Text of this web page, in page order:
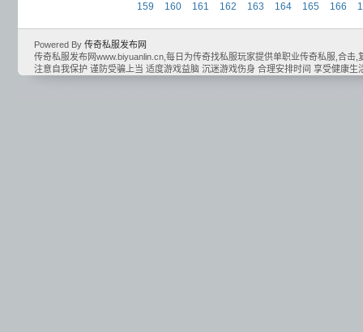
159
160 161 162 163 164 165 166
Powered By 传奇私服发布网
传奇私服发布网www.biyuanlin.cn,每日为传奇找私服玩家提供单职业传奇私服,合
注意自我保护 谨防受骗上当 适度游戏益脑 沉迷游戏伤身 合理安排时间 享受健康生